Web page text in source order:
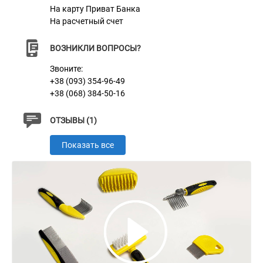
На карту Приват Банка
На расчетный счет
ВОЗНИКЛИ ВОПРОСЫ?
Звоните:
+38 (093) 354-96-49
+38 (068) 384-50-16
ОТЗЫВЫ (1)
Показать все
Характеристики
Материал